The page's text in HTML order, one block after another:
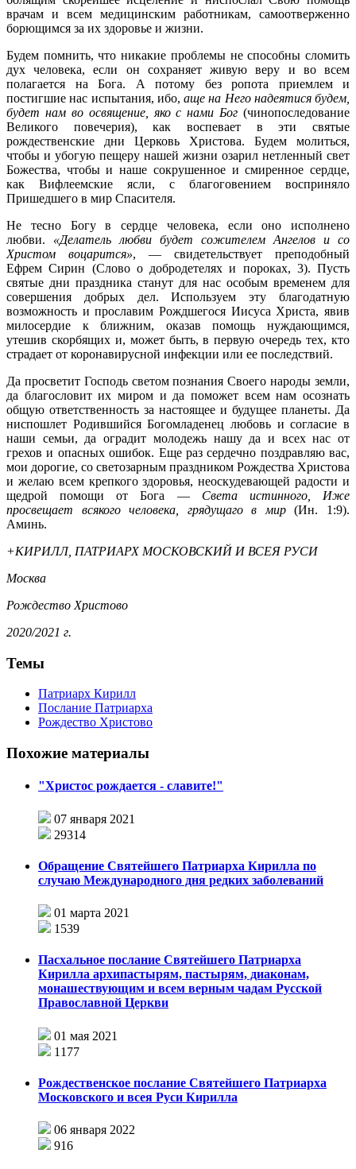
врачам и всем медицинским работникам, самоотверженно
борющимся за их здоровье и жизни.
Будем помнить, что никакие проблемы не способны сломить
дух человека, если он сохраняет живую веру и во всем
полагается на Бога. А потому без ропота приемлем и
постигшие нас испытания, ибо, аще на Него надеятися будем,
будет нам во освящение, яко с нами Бог (чинопоследование
Великого повечерия), как воспевает в эти святые
рождественские дни Церковь Христова. Будем молиться,
чтобы и убогую пещеру нашей жизни озарил нетленный свет
Божества, чтобы и наше сокрушенное и смиренное сердце,
как Вифлеемские ясли, с благоговением восприняло
Пришедшего в мир Спасителя.
Не тесно Богу в сердце человека, если оно исполнено
любви.
«Делатель любви будет сожителем Ангелов и со
Христом воцарится», — свидетельствует преподобный
Ефрем Сирин (Слово о добродетелях и пороках, 3). Пусть
святые дни праздника станут для нас особым временем для
совершения добрых дел. Используем эту благодатную
возможность и прославим Рождшегося Иисуса Христа, явив
милосердие к ближним, оказав помощь нуждающимся,
утешив скорбящих и, может быть, в первую очередь тех, кто
страдает от коронавирусной инфекции или ее последствий.
Да просветит Господь светом познания Своего народы земли,
да благословит их миром и да поможет всем нам осознать
общую ответственность за настоящее и будущее планеты. Да
ниспошлет Родившийся Богомладенец любовь и согласие в
наши семьи, да оградит молодежь нашу да и всех нас от
грехов и опасных ошибок. Еще раз сердечно поздравляю вас,
мои дорогие, со светозарным праздником Рождества Христова
и желаю всем крепкого здоровья, неоскудевающей радости и
щедрой помощи от Бога —
Света истинного, Иже
просвещает всякого человека, грядущаго в мир
(Ин. 1:9).
Аминь.
+КИРИЛЛ, ПАТРИАРХ МОСКОВСКИЙ И ВСЕЯ РУСИ
Москва
Рождество Христово
2020/2021 г.
Темы
Патриарх Кирилл
Послание Патриарха
Рождество Христово
Похожие материалы
"Христос рождается - славите!"
07 января 2021
29314
Обращение Святейшего Патриарха Кирилла по
случаю Международного дня редких заболеваний
01 марта 2021
1539
Пасхальное послание Святейшего Патриарха
Кирилла архипастырям, пастырям, диаконам,
монашествующим и всем верным чадам Русской
Православной Церкви
01 мая 2021
1177
Рождественское послание Святейшего Патриарха
Московского и всея Руси Кирилла
06 января 2022
916